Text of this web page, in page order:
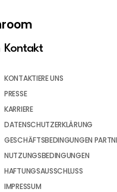
Kontakt
KONTAKTIERE UNS
PRESSE
KARRIERE
DATENSCHUTZERKLÄRUNG
GESCHÄFTSBEDINGUNGEN
NUTZUNGSBEDINGUNGEN
HAFTUNGSAUSSCHLUSS
IMPRESSUM